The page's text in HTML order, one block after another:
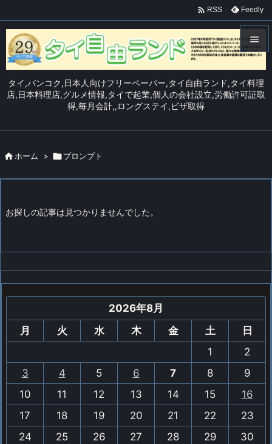
タイ,バンコク,日本人向けフリーペーパー,タイ自由ランド,タイ料理
店,日本料理店,グルメ情報,タイで起業,個人の会社設立,労働許可証取
得,毎月会計,,ロングステイ,ビザ取得

メニュ


 RSS Feedly
 ホーム > プロンプト
お探しの記事は見つかりませんでした。
2026年8月
月
火 水 木 金 土
日
1
2
3
4 5 6 7 8
9
10
11 12 13 14 15
16
17
18 19 20 21 22
23
24
25 26 27 28 29
30